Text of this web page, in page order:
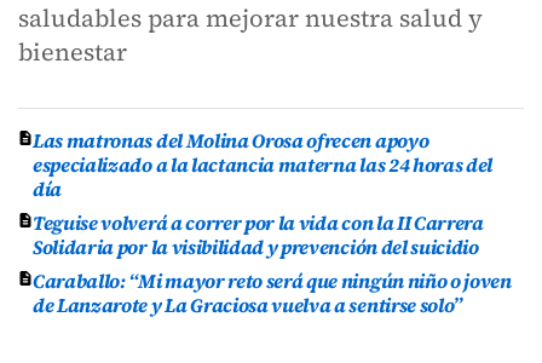
saludables para mejorar nuestra salud y
bienestar
Las matronas del Molina Orosa ofrecen apoyo
especializado a la lactancia materna las 24 horas del
día
Teguise volverá a correr por la vida con la II Carrera
Solidaria por la visibilidad y prevención del suicidio
Caraballo: “Mi mayor reto será que ningún niño o joven
de Lanzarote y La Graciosa vuelva a sentirse solo”